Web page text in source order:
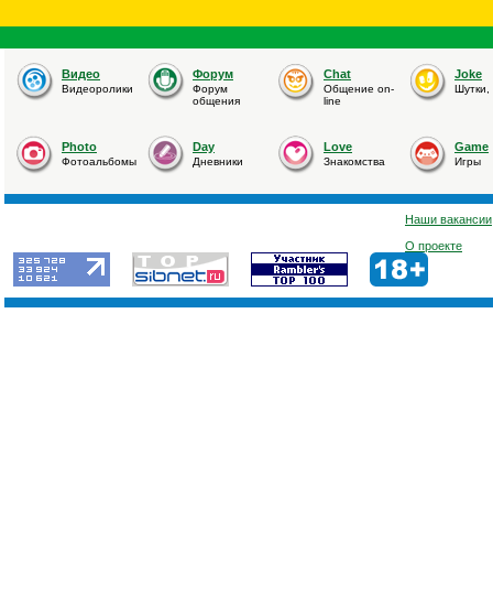
Видео
Видеоролики
Форум
Форум
общения
Chat
Общение on-
line
Joke
Photo
Фотоальбомы
Day
Дневники
Love
Знакомства
Game
Игры
Наши вакансии
О проекте